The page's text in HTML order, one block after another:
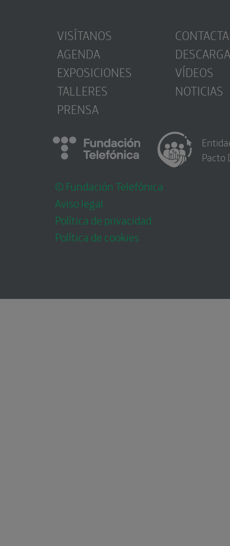
VISÍTANOS
AGENDA
EXPOSICIONES
TALLERES
PRENSA
CONTACTA
VÍDEOS
NOTICIAS
© Fundación Telefónica
Aviso legal
Política de privacidad
Política de cookies
Pacto